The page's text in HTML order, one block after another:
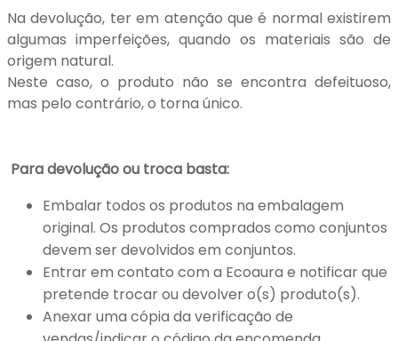
Na devolução, ter em atenção que é normal existirem
algumas imperfeições, quando os materiais são de
origem natural.
Neste caso, o produto não se encontra defeituoso,
mas pelo contrário, o torna único.
Para devolução ou troca basta:
Embalar todos os produtos na embalagem
original. Os produtos comprados como conjuntos
devem ser devolvidos em conjuntos.
Entrar em contato com a Ecoaura e notificar que
pretende trocar ou devolver o(s) produto(s).
Anexar uma cópia da verificação de